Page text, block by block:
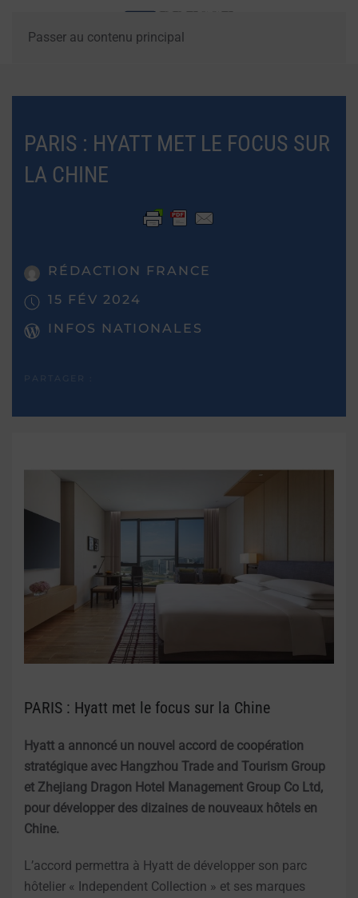
Passer au contenu principal
PARIS : HYATT MET LE FOCUS SUR
LA CHINE
RÉDACTION FRANCE
15 FÉV 2024
INFOS NATIONALES
PARIS : Hyatt met le focus sur la Chine
Hyatt a annoncé un nouvel accord de coopération
stratégique avec Hangzhou Trade and Tourism Group
et Zhejiang Dragon Hotel Management Group Co Ltd,
pour développer des dizaines de nouveaux hôtels en
Chine.
L’accord permettra à Hyatt de développer son parc
hôtelier « Independent Collection » et ses marques